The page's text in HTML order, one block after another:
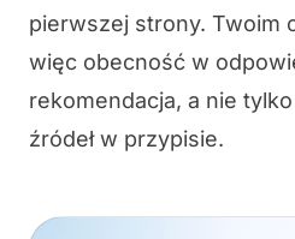
pierwszej strony. Twoim
więc obecność w
rekomendacja, a nie
źródeł w przypisie.